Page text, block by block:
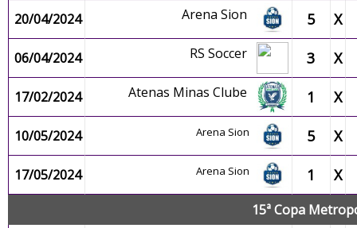
20/04/2024 Arena Sion 5 X
06/04/2024 RS Soccer 3 X
17/02/2024 Atenas Minas Clube 1 X
10/05/2024 Arena Sion 5 X
17/05/2024 Arena Sion 1 X
15ª Copa